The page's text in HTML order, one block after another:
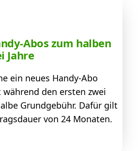
Abos zum halben
Jahre
ein neues Handy-Abo
den ersten zwei
Grundgebühr. Dafür gilt
von 24 Monaten.